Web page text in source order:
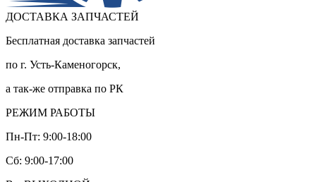
ДОСТАВКА ЗАПЧАСТЕЙ
Бесплатная доставка запчастей
по г. Усть-Каменогорск,
а так-же отправка по РК
РЕЖИМ РАБОТЫ
Пн-Пт: 9:00-18:00
Cб: 9:00-17:00